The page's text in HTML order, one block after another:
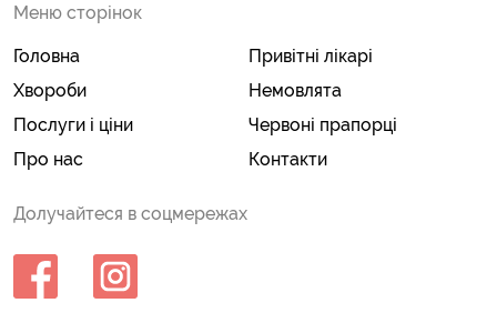
Долучайтеся в соцмережах
Меню сторінок
Головна
Привітні лікарі
Хвороби
Немовлята
Послуги і ціни
Червоні прапорці
Про нас
Контакти